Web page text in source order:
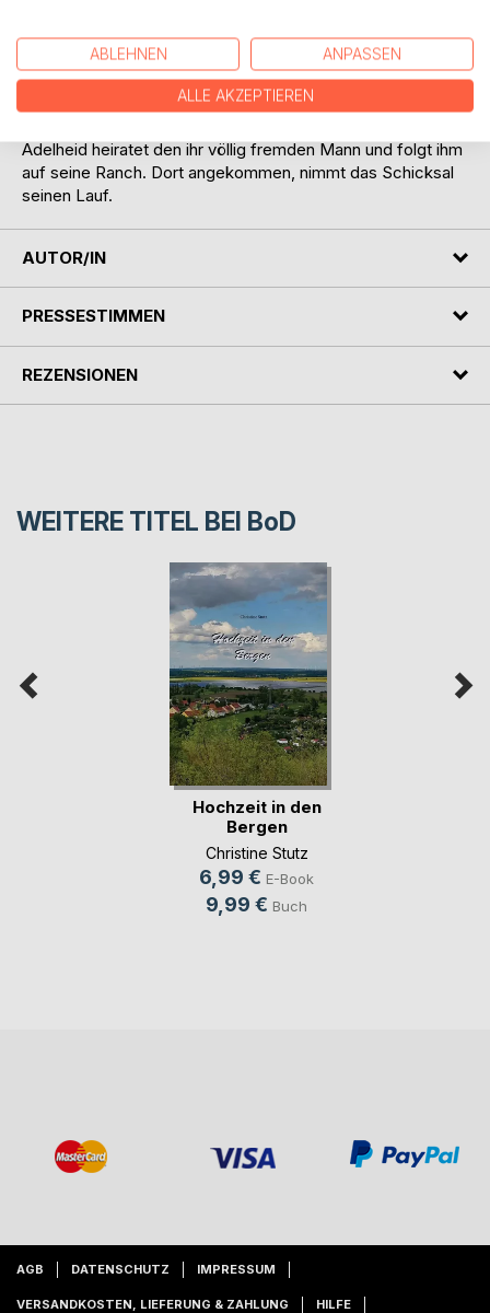
Rennen gewinnen.
Natürlich weigert Adelheid sich, doch dann bietet Cameron
ihr Smoke als Geschenk an, wenn sie einwilligt.
Nach einigen Zögern, willigt sie ein, denn nichts ist ihr
Adelheid heiratet den ihr völlig fremden Mann und folgt ihm
auf seine Ranch. Dort angekommen, nimmt das Schicksal
seinen Lauf.
AUTOR/IN
PRESSESTIMMEN
REZENSIONEN
WEITERE TITEL BEI BoD
Hochzeit in den
Bergen
Christine Stutz
6,99 € E-Book
9,99 € Buch
AGB DATENSCHUTZ IMPRESSUM
VERSANDKOSTEN, LIEFERUNG & ZAHLUNG HILFE
ABLEHNEN ANPASSEN
ALLE AKZEPTIEREN